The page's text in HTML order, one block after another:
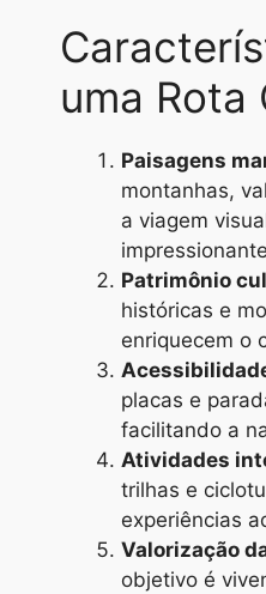
uma Rota
Paisagens
montanhas,
a viagem
Patrimônio
históricas e
enriquecem o
placas e
facilitando a
Atividades
trilhas e
experiências
Valorização
objetivo é